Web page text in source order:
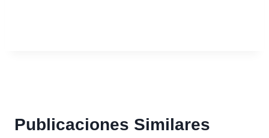
Publicaciones Similares